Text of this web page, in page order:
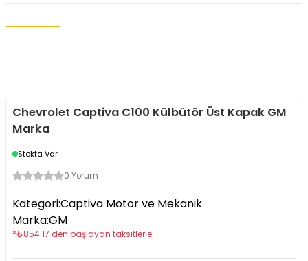
Chevrolet Captiva C100 Külbütör Üst Kapak GM
Marka
Stokta Var
0 Yorum
Kategori:Captiva Motor ve Mekanik
Marka:GM
*₺854.17 den başlayan taksitlerle